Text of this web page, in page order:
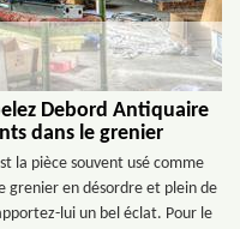
Debord Antiquaire
dans le grenier
la pièce souvent usé comme
grenier en désordre et plein de
lui un bel éclat. Pour le